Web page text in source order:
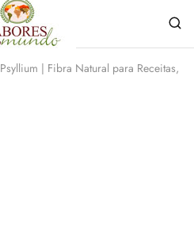
Psyllium | Fibra Natural para Receitas,